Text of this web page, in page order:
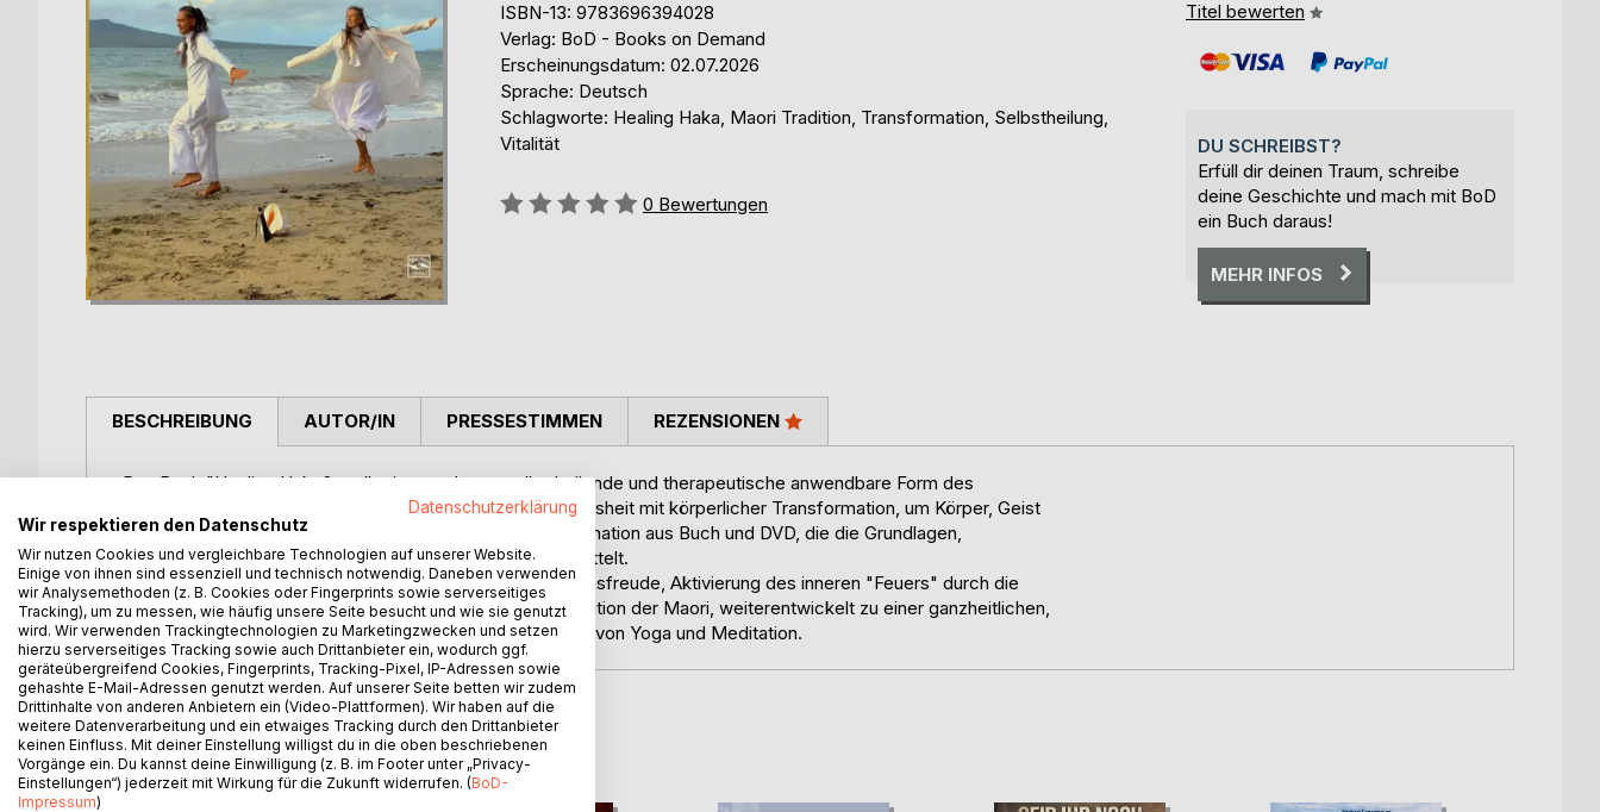
ISBN-13: 9783696394028
Verlag: BoD - Books on Demand
Erscheinungsdatum: 02.07.2026
Sprache: Deutsch
Schlagworte: Healing Haka, Maori Tradition, Transformation, Selbstheilung,
Vitalität
Bewertung::
0 Bewertungen
Titel bewerten
DU SCHREIBST?
Erfüll dir deinen Traum, schreibe
deine Geschichte und mach mit BoD
ein Buch daraus!
MEHR INFOS
BESCHREIBUNG
Das Buch "Healing Haka® stellt eine moderne, selbstheilende und therapeutische anwendbare Form des
traditionellen Maori-Haka vor. Es verbindet ancestrale Weisheit mit körperlicher Transformation, um Körper, Geist
und Seele zu ins Gleichgewicht zu bringen. Es eine Kombination aus Buch und DVD, die die Grundlagen,
Bewegungen und die Philosophie des Healing Haka vermittelt.
Ziel des Healing Haka ist die Wiederherstellung der Lebensfreude, Aktivierung des inneren "Feuers" durch die
Heilkraft von Tanz und Bewegung. Basierend auf der Tradition der Maori, weiterentwickelt zu einer ganzheitlichen,
für jeden zugänglichen Praxis mit zusätzlichen Elementen von Yoga und Meditation.
AUTOR/IN PRESSESTIMMEN REZENSIONEN
WEITERE TITEL BEIBoD
Datenschutzerklärung
Wir respektieren den Datenschutz
Wir nutzen Cookies und vergleichbare Technologien auf unserer Website.
Einige von ihnen sind essenziell und technisch notwendig. Daneben verwenden
wir Analysemethoden (z. B. Cookies oder Fingerprints sowie serverseitiges
Tracking), um zu messen, wie häufig unsere Seite besucht und wie sie genutzt
wird. Wir verwenden Trackingtechnologien zu Marketingzwecken und setzen
hierzu serverseitiges Tracking sowie auch Drittanbieter ein, wodurch ggf.
geräteübergreifend Cookies, Fingerprints, Tracking-Pixel, IP-Adressen sowie
gehashte E-Mail-Adressen genutzt werden. Auf unserer Seite betten wir zudem
Drittinhalte von anderen Anbietern ein (Video-Plattformen). Wir haben auf die
weitere Datenverarbeitung und ein etwaiges Tracking durch den Drittanbieter
keinen Einfluss. Mit deiner Einstellung willigst du in die oben beschriebenen
Vorgänge ein. Du kannst deine Einwilligung (z. B. im Footer unter „Privacy-
Einstellungen“) jederzeit mit Wirkung für die Zukunft widerrufen. (BoD-
Impressum)